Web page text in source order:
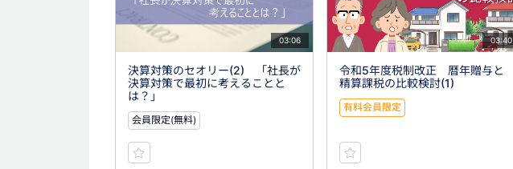
03:06
決算対策のセオリー(2) 「社長が
決算対策で最初に考えることと
は？」
会員限定(無料)
03:40
令和5年度税制改正 暦年贈与と
精算課税の比較検討(1)
有料会員限定